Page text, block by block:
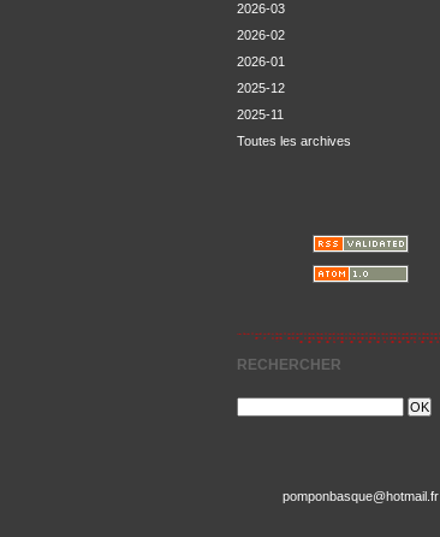
2026-03
2026-02
2026-01
2025-12
2025-11
Toutes les archives
RECHERCHER
pomponbasque@hotmail.fr